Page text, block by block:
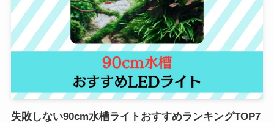
失敗しない90cm水槽ライトおすすめランキングTOP7